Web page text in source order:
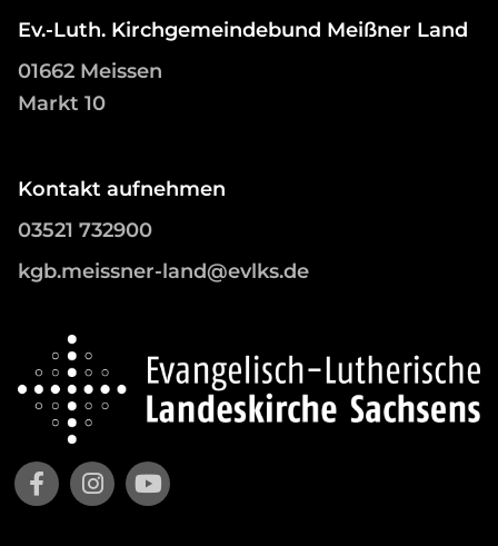
Ev.-Luth. Kirchgemeindebund Meißner Land
01662 Meissen
Markt 10
Kontakt aufnehmen
03521 732900
kgb.meissner-land@evlks.de